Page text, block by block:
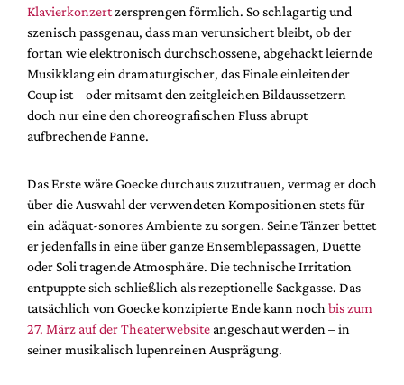
Klavierkonzertzersprengen förmlich. So schlagartig und
szenisch passgenau, dass man verunsichert bleibt, ob der
fortan wie elektronisch durchschossene, abgehackt leiernde
Musikklang ein dramaturgischer, das Finale einleitender
Coup ist – oder mitsamt den zeitgleichen Bildaussetzern
doch nur eine den choreografischen Fluss abrupt
aufbrechende Panne.
Das Erste wäre Goecke durchaus zuzutrauen, vermag er doch
über die Auswahl der verwendeten Kompositionen stets für
ein adäquat-sonores Ambiente zu sorgen. Seine Tänzer bettet
er jedenfalls in eine über ganze Ensemblepassagen, Duette
oder Soli tragende Atmosphäre. Die technische Irritation
entpuppte sich schließlich als rezeptionelle Sackgasse. Das
tatsächlich von Goecke konzipierte Ende kann noch bis zum
27. März auf der Theaterwebsite angeschaut werden – in
seiner musikalisch lupenreinen Ausprägung.